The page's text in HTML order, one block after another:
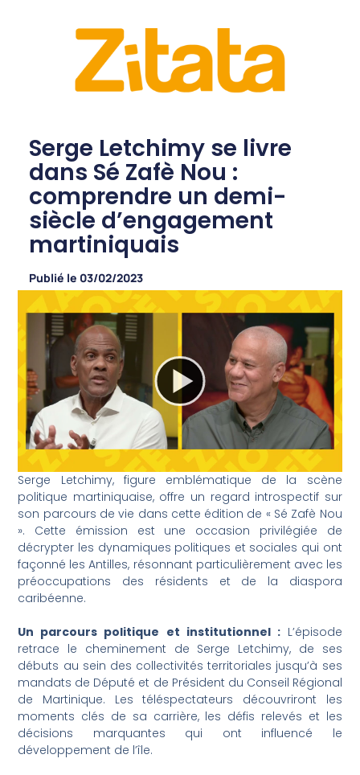
Serge Letchimy se livre
dans Sé Zafè Nou :
comprendre un demi-
siècle d’engagement
martiniquais
Publié le 03/02/2023
Serge Letchimy, figure emblématique de la scène
politique martiniquaise, offre un regard introspectif sur
son parcours de vie dans cette édition de « Sé Zafè Nou
». Cette émission est une occasion privilégiée de
décrypter les dynamiques politiques et sociales qui ont
façonné les Antilles, résonnant particulièrement avec les
préoccupations des résidents et de la diaspora
caribéenne.
Un parcours politique et institutionnel :L’épisode
retrace le cheminement de Serge Letchimy, de ses
débuts au sein des collectivités territoriales jusqu’à ses
mandats de Député et de Président du Conseil Régional
de Martinique. Les téléspectateurs découvriront les
moments clés de sa carrière, les défis relevés et les
décisions marquantes qui ont influencé le
développement de l’île.